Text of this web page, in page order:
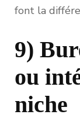
font la
9)
ou
niche